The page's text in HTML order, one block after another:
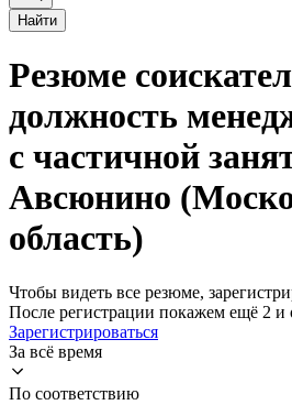
Найти
Резюме
должность
с частичной
Авсюнино
область)
Чтобы видеть все резюме,
После регистрации покажем ещё 2 и
Зарегистрироваться
За всё время
По соответствию